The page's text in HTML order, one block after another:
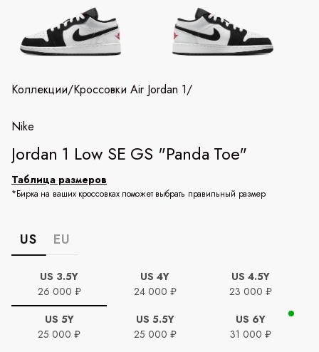
Коллекции/Кроссовки Air Jordan 1/
Nike
Jordan 1 Low SE GS "Panda Toe"
Таблица размеров
*Бирка на ваших кроссовках поможет выбрать правильный размер
US EU
US 3.5Y
26 000 ₽
US 4Y
24 000 ₽
US 4.5Y
23 000 ₽
US 5Y
25 000 ₽
US 5.5Y
25 000 ₽
US 6Y
31 000 ₽